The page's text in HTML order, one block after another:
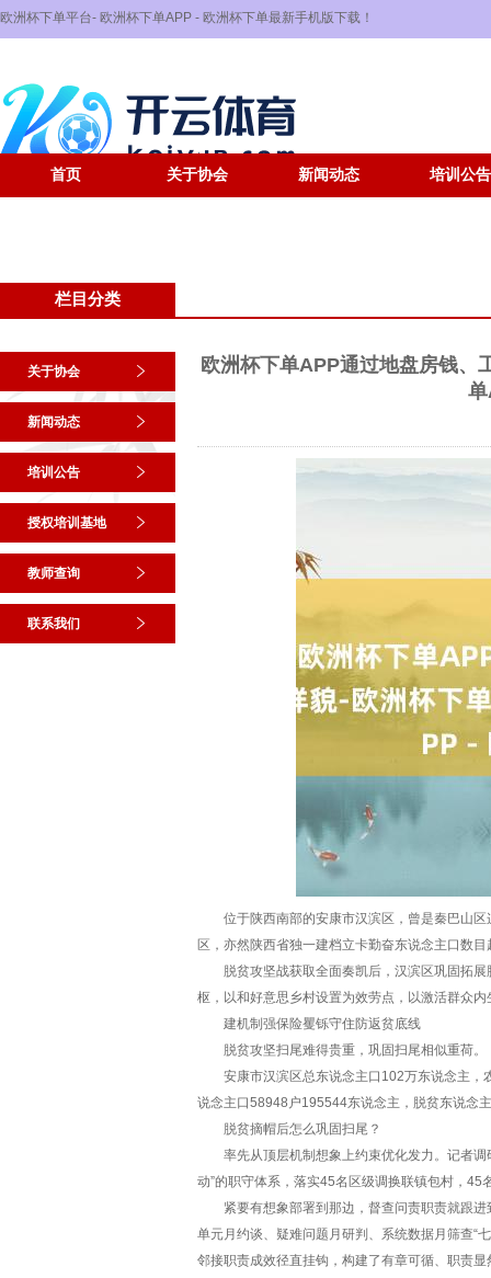
欧洲杯下单平台- 欧洲杯下单APP - 欧洲杯下单最新手机版下载！
首页 关于协会 新闻动态 培训公告
栏目分类
关于协会
新闻动态
培训公告
授权培训基地
教师查询
联系我们
欧洲杯下单APP通过地盘房钱、
位于陕西南部的安康市汉滨区，曾是秦巴山区
区，亦然陕西省独一建档立卡勤奋东说念主口数
脱贫攻坚战获取全面奏凯后，汉滨区巩固拓展
枢，以和好意思乡村设置为效劳点，以激活群众
建机制强保险矍铄守住防返贫底线
脱贫攻坚扫尾难得贵重，巩固扫尾相似重荷。
安康市汉滨区总东说念主口102万东说念主，
说念主口58948户195544东说念主，脱贫东说念
脱贫摘帽后怎么巩固扫尾？
率先从顶层机制想象上约束优化发力。记者调
动”的职守体系，落实45名区级调换联镇包村，
紧要有想象部署到那边，督查问责职责就跟进
单元月约谈、疑难问题月研判、系统数据月筛查“
邻接职责成效径直挂钩，构建了有章可循、职责